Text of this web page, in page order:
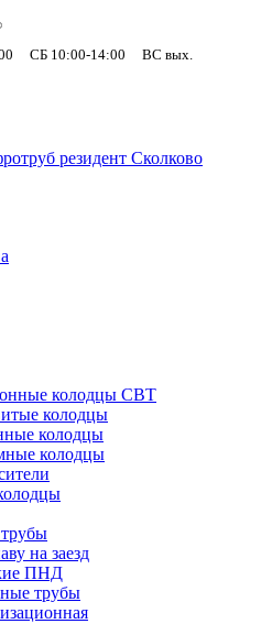
СБ 10:00-14:00 ВС вых.
колодцы СВТ
колодцы
колодцы
колодцы
на заезд
ПНД
трубы